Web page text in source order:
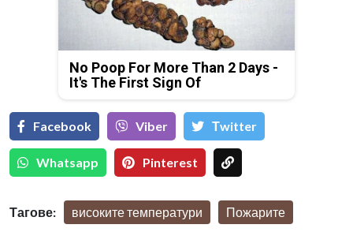
No Poop For More Than 2 Days -
It's The First Sign Of
Facebook Viber Тwitter
Whatsapp Pinterest
Тагове: високите температури Пожарите